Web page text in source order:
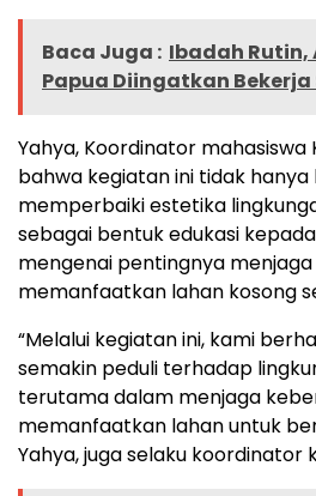
Baca Juga : Ibadah Rutin,
Papua Diingatkan Bekerja
Yahya, Koordinator mahasiswa
bahwa kegiatan ini tidak
memperbaiki estetika
sebagai bentuk edukasi
mengenai pentingnya
memanfaatkan lahan kosong
“Melalui kegiatan ini, kami
semakin peduli terhadap
terutama dalam menjaga
memanfaatkan lahan untuk
Yahya, juga selaku koordinator